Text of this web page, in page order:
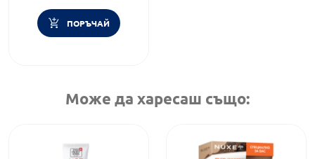
ПОРЪЧАЙ
Може да харесаш също: